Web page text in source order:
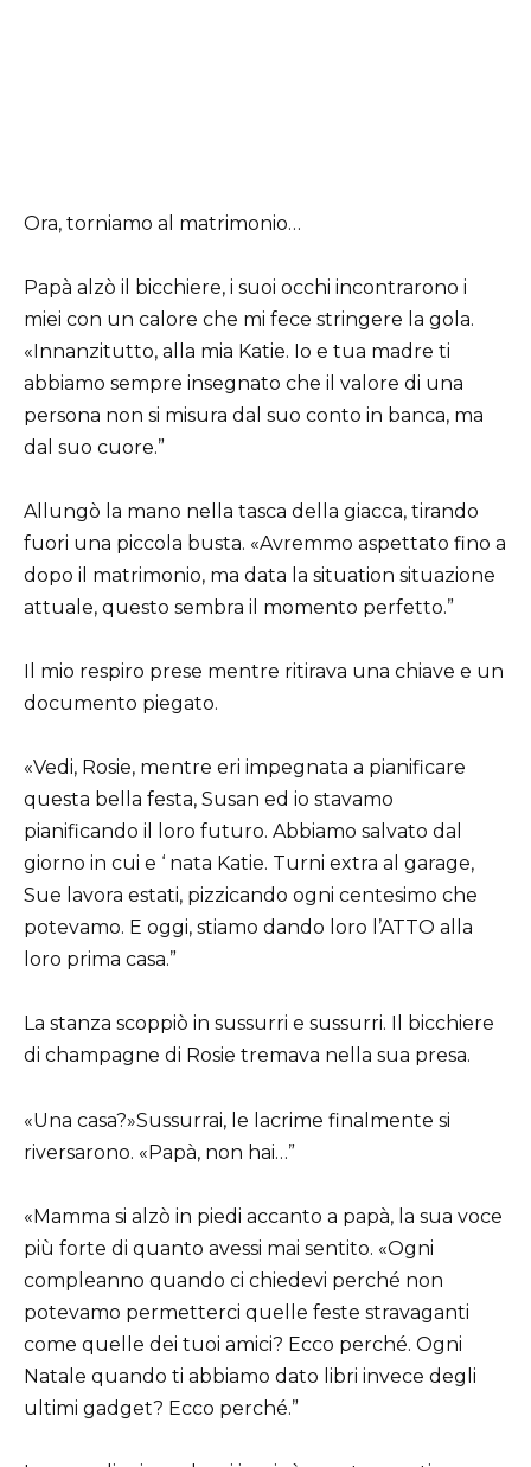
Ora, torniamo al matrimonio…
Papà alzò il bicchiere, i suoi occhi incontrarono i
miei con un calore che mi fece stringere la gola.
«Innanzitutto, alla mia Katie. Io e tua madre ti
abbiamo sempre insegnato che il valore di una
persona non si misura dal suo conto in banca, ma
dal suo cuore.”
Allungò la mano nella tasca della giacca, tirando
fuori una piccola busta. «Avremmo aspettato fino a
dopo il matrimonio, ma data la situation situazione
attuale, questo sembra il momento perfetto.”
Il mio respiro prese mentre ritirava una chiave e un
documento piegato.
«Vedi, Rosie, mentre eri impegnata a pianificare
questa bella festa, Susan ed io stavamo
pianificando il loro futuro. Abbiamo salvato dal
giorno in cui e ‘ nata Katie. Turni extra al garage,
Sue lavora estati, pizzicando ogni centesimo che
potevamo. E oggi, stiamo dando loro l’ATTO alla
loro prima casa.”
La stanza scoppiò in sussurri e sussurri. Il bicchiere
di champagne di Rosie tremava nella sua presa.
«Una casa?»Sussurrai, le lacrime finalmente si
riversarono. «Papà, non hai…”
«Mamma si alzò in piedi accanto a papà, la sua voce
più forte di quanto avessi mai sentito. «Ogni
compleanno quando ci chiedevi perché non
potevamo permetterci quelle feste stravaganti
come quelle dei tuoi amici? Ecco perché. Ogni
Natale quando ti abbiamo dato libri invece degli
ultimi gadget? Ecco perché.”